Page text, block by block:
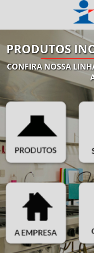
PRODUTOS
CONFIRA NOSSA